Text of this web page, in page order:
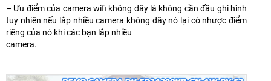
– Ưu điểm của camera wifi không dây là không cần đầu ghi hình
tuy nhiên nếu lắp nhiều camera không dây nó lại có nhược điểm
riêng của nó khi các bạn lắp nhiều
camera.